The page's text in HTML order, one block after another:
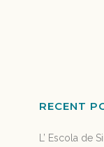
RECENT
L’ Escola de